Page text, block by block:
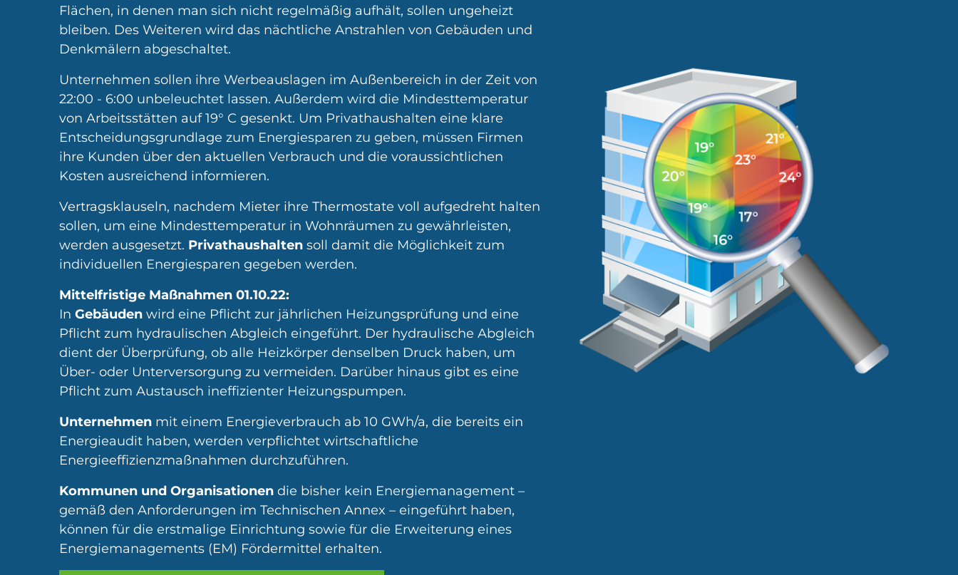
Flächen, in denen man sich nicht regelmäßig aufhält, sollen ungeheizt
bleiben. Des Weiteren wird das nächtliche Anstrahlen von Gebäuden und
Denkmälern abgeschaltet.
Unternehmen sollen ihre Werbeauslagen im Außenbereich in der Zeit von
22:00 - 6:00 unbeleuchtet lassen. Außerdem wird die Mindesttemperatur
von Arbeitsstätten auf 19° C gesenkt. Um Privathaushalten eine klare
Entscheidungsgrundlage zum Energiesparen zu geben, müssen Firmen
ihre Kunden über den aktuellen Verbrauch und die voraussichtlichen
Kosten ausreichend informieren.
Vertragsklauseln, nachdem Mieter ihre Thermostate voll aufgedreht halten
sollen, um eine Mindesttemperatur in Wohnräumen zu gewährleisten,
werden ausgesetzt. Privathaushalten soll damit die Möglichkeit zum
individuellen Energiesparen gegeben werden.
Mittelfristige Maßnahmen 01.10.22:
In Gebäuden wird eine Pflicht zur jährlichen Heizungsprüfung und eine
Pflicht zum hydraulischen Abgleich eingeführt. Der hydraulische Abgleich
dient der Überprüfung, ob alle Heizkörper denselben Druck haben, um
Über- oder Unterversorgung zu vermeiden. Darüber hinaus gibt es eine
Pflicht zum Austausch ineffizienter Heizungspumpen.
Unternehmen mit einem Energieverbrauch ab 10 GWh/a, die bereits ein
Energieaudit haben, werden verpflichtet wirtschaftliche
Energieeffizienzmaßnahmen durchzuführen.
Kommunen und Organisationen die bisher kein Energiemanagement –
gemäß den Anforderungen im Technischen Annex – eingeführt haben,
können für die erstmalige Einrichtung sowie für die Erweiterung eines
Energiemanagements (EM) Fördermittel erhalten.